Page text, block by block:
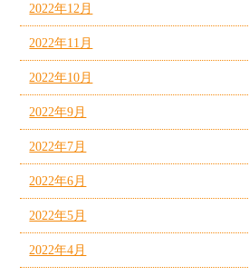
2022年12月
2022年11月
2022年10月
2022年9月
2022年7月
2022年6月
2022年5月
2022年4月